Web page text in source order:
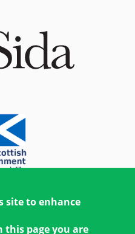
site to enhance
this page you are